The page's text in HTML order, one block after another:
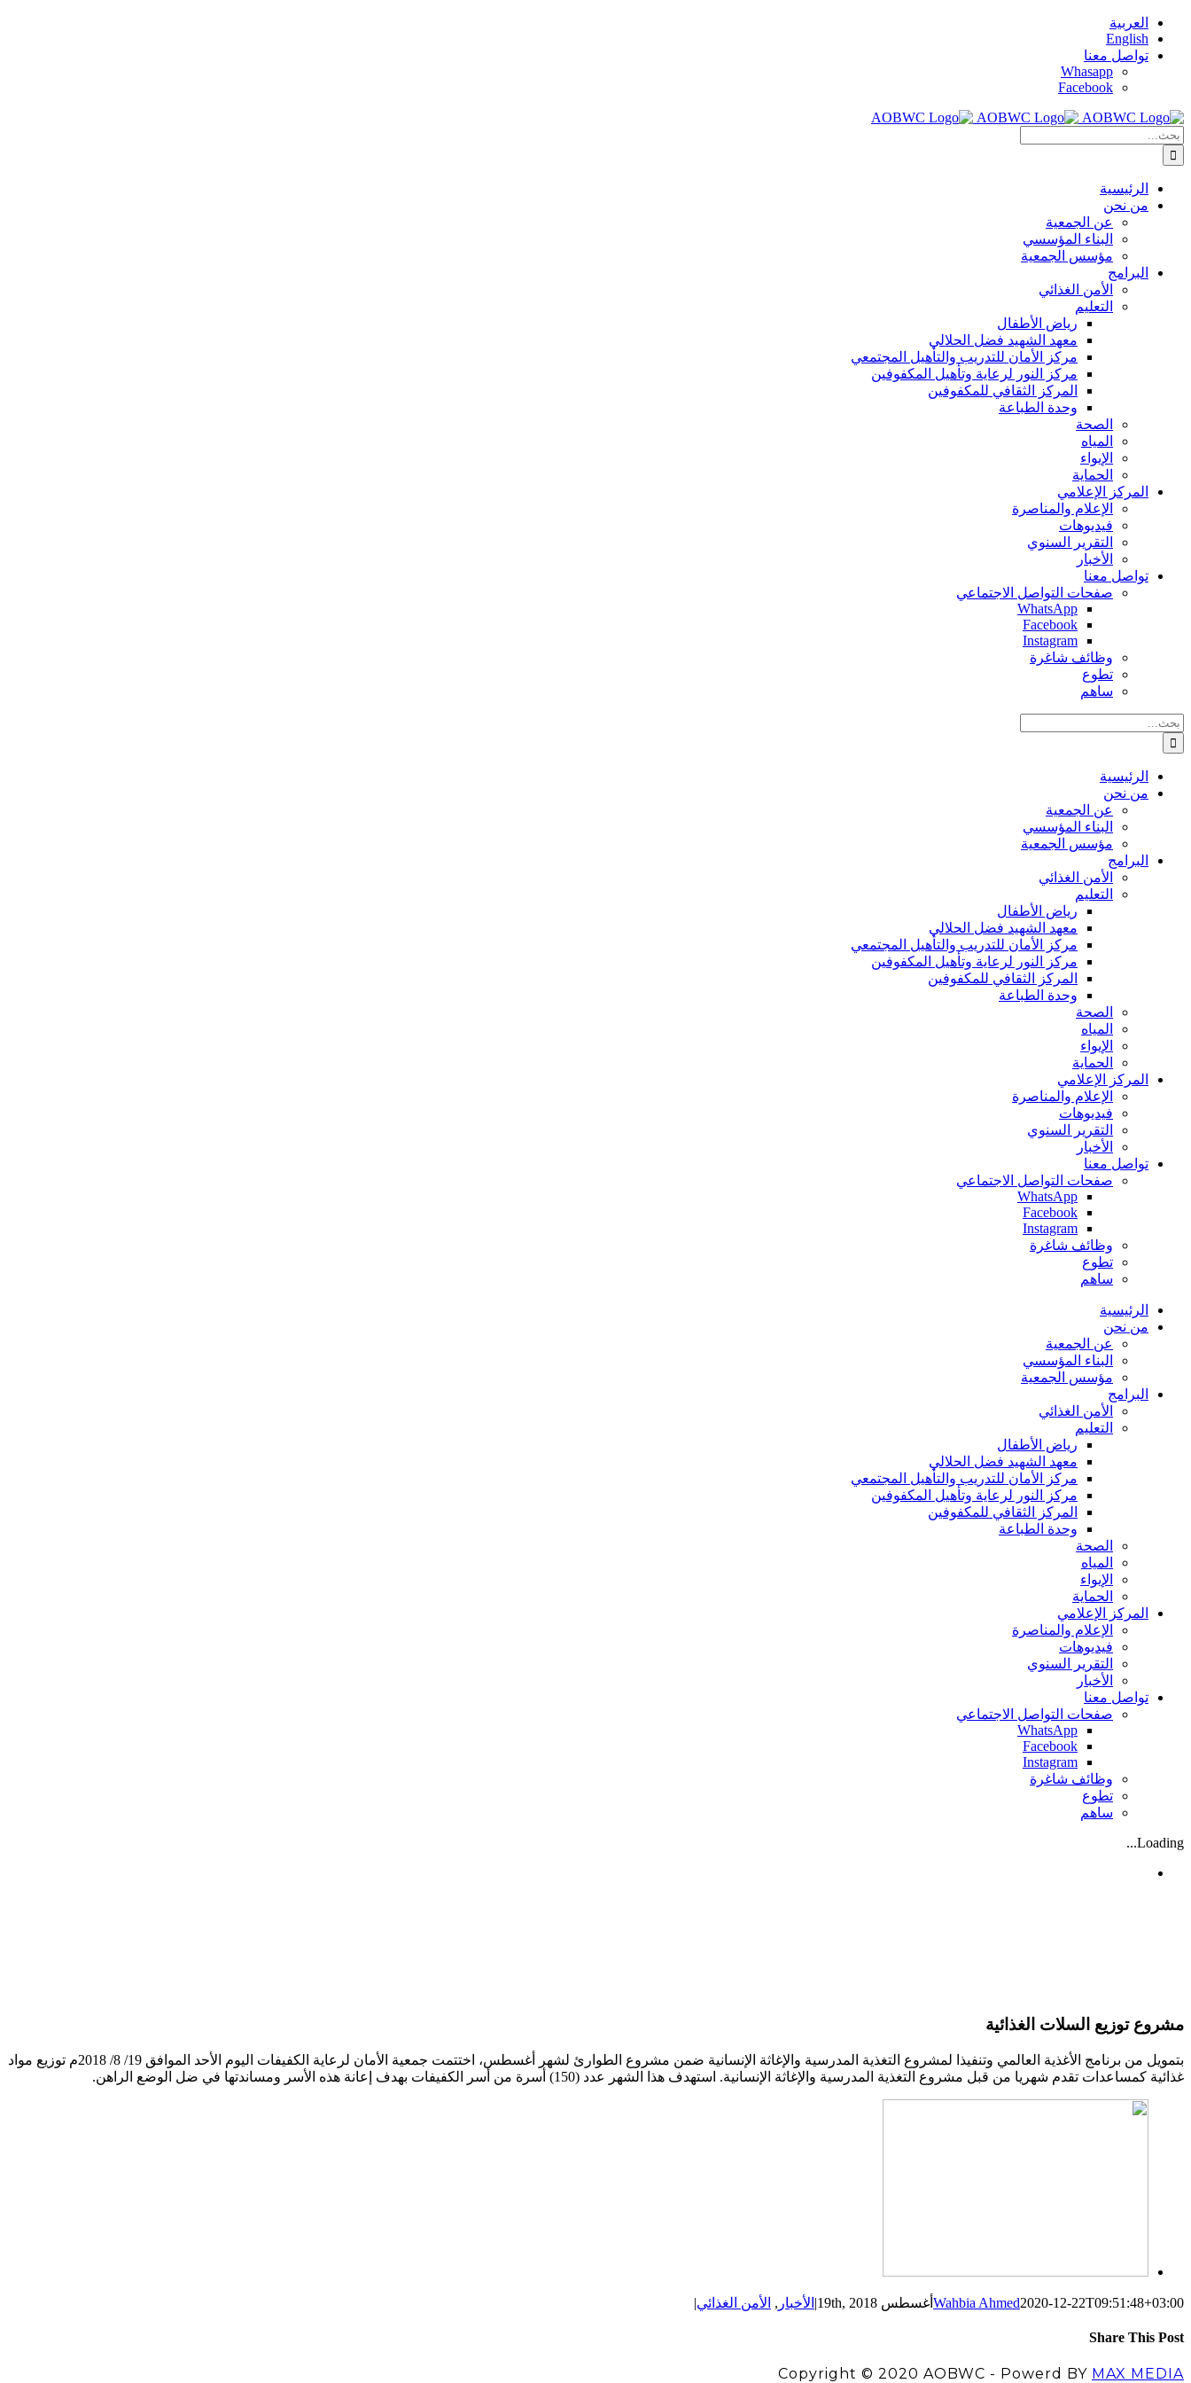
Skip
content
العربية
English
تواصل معنا
Whasapp
Facebook
البحث
عن:
الرئيسية
من نحن
عن الجمعية
البناء المؤسسي
مؤسس الجمعية
البرامج
الأمن الغذائي
التعليم
رياض الأطفال
معهد الشهيد فضل الحلالي
مركز الأمان للتدريب والتأهيل المجتمعي
مركز النور لرعاية وتأهيل المكفوفين
المركز الثقافي للمكفوفين
وحدة الطباعة
الصحة
المياه
الإيواء
الحماية
المركز الإعلامي
الإعلام والمناصرة
فيديوهات
التقرير السنوي
الأخبار
تواصل معنا
صفحات التواصل الاجتماعي
WhatsApp
Facebook
Instagram
وظائف شاغرة
تطوع
ساهم
البحث
عن:
الرئيسية
من نحن
عن الجمعية
البناء المؤسسي
مؤسس الجمعية
البرامج
الأمن الغذائي
التعليم
رياض الأطفال
معهد الشهيد فضل الحلالي
مركز الأمان للتدريب والتأهيل المجتمعي
مركز النور لرعاية وتأهيل المكفوفين
المركز الثقافي للمكفوفين
وحدة الطباعة
الصحة
المياه
الإيواء
الحماية
المركز الإعلامي
الإعلام والمناصرة
فيديوهات
التقرير السنوي
الأخبار
تواصل معنا
صفحات التواصل الاجتماعي
WhatsApp
Facebook
Instagram
وظائف شاغرة
تطوع
ساهم
الرئيسية
من نحن
عن الجمعية
البناء المؤسسي
مؤسس الجمعية
البرامج
الأمن الغذائي
التعليم
رياض الأطفال
معهد الشهيد فضل الحلالي
مركز الأمان للتدريب والتأهيل المجتمعي
مركز النور لرعاية وتأهيل المكفوفين
المركز الثقافي للمكفوفين
وحدة الطباعة
الصحة
المياه
الإيواء
الحماية
المركز الإعلامي
الإعلام والمناصرة
فيديوهات
التقرير السنوي
الأخبار
تواصل معنا
صفحات التواصل الاجتماعي
WhatsApp
Facebook
Instagram
وظائف شاغرة
تطوع
ساهم
Loading...
مشروع توزيع السلات الغذائية
بتمويل من برنامج الأغذية العالمي وتنفيذا لمشروع التغذية المدرسية والإغاثة الإنسانية ضمن مشروع الطوارئ لشهر أغسطس، اختتمت جمعية الأمان لرعاية الكفيفات اليوم الأحد الموافق 19/ 8/ 2018م توزيع مواد
غذائية كمساعدات تقدم شهريا من قبل مشروع التغذية المدرسية والإغاثة الإنسانية. استهدف هذا الشهر عدد (150) أسرة من أسر الكفيفات بهدف إعانة هذه الأسر ومساندتها في ضل الوضع الراهن.
Wahbia Ahmed2020-12-22T09:51:48+03:00 أغسطس 19th, 2018 | الأخبار , الأمن الغذائي|
Share This Post
Facebook
X
LinkedIn
Pinterest
Copyright © 2020 AOBWC - Powerd BY MAX MEDIA